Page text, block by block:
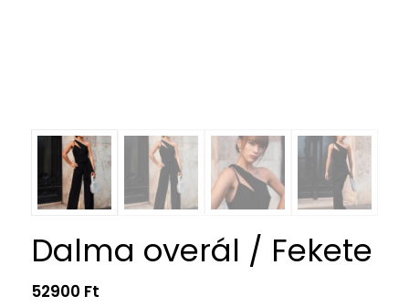
Dalma overál / Fekete
52900 Ft